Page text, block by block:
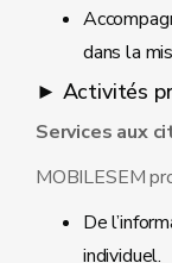
dans la
► Activités
Services aux
MOBILESEM
De
individuel.